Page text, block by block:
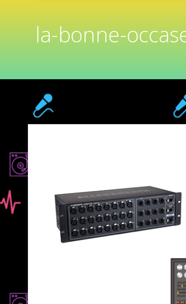
la-bonne-